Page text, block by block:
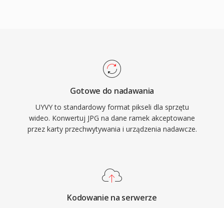
Gotowe do nadawania
UYVY to standardowy format pikseli dla sprzętu
wideo. Konwertuj JPG na dane ramek akceptowane
przez karty przechwytywania i urządzenia nadawcze.
Kodowanie na serwerze